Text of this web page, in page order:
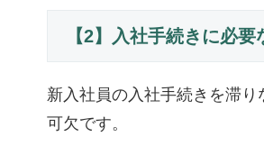
【2】入社手続きに必
新入社員の入社手続きを滞
可欠です。